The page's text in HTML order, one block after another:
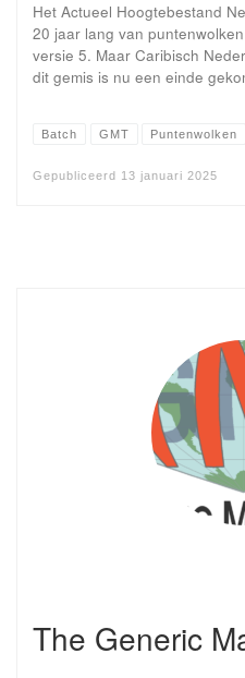
Het Actueel Hoogtebestand
20 jaar lang van
versie 5. Maar Caribisch
dit gemis is nu een einde
Batch GMT Puntenwolken
Gepubliceerd 13 januari 2025
The Generic